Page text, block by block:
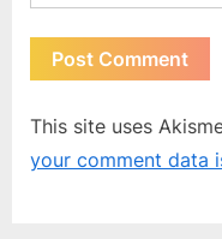
This site uses
your comment data